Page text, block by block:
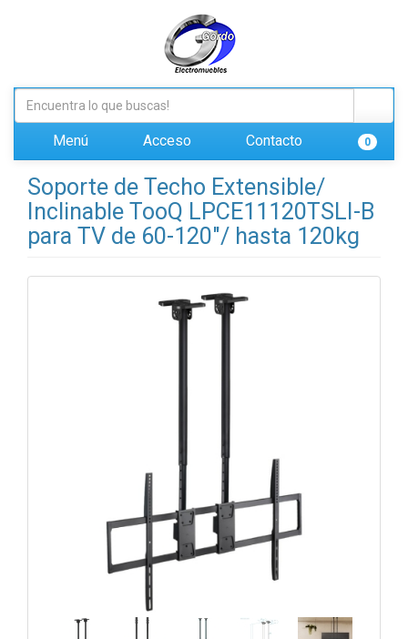
Menú Acceso Contacto 0
Soporte de Techo Extensible/
Inclinable TooQ LPCE11120TSLI-B
para TV de 60-120"/ hasta 120kg